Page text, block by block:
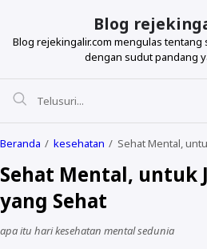
Blog
Blog rejekingalir.com mengulas tentang
dengan sudut pandang
Beranda kesehatan Sehat Mental,
Sehat Mental, untuk
yang Sehat
apa itu hari kesehatan mental sedunia